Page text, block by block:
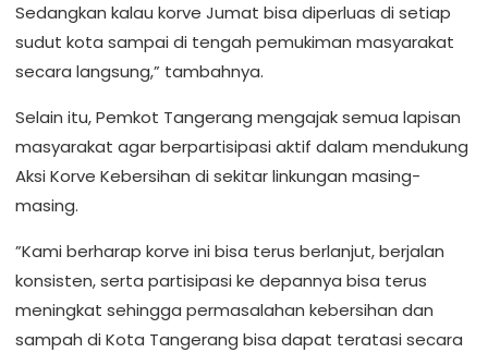
Sedangkan kalau korve Jumat bisa diperluas di setiap
sudut kota sampai di tengah pemukiman masyarakat
secara langsung,” tambahnya.
Selain itu, Pemkot Tangerang mengajak semua lapisan
masyarakat agar berpartisipasi aktif dalam mendukung
Aksi Korve Kebersihan di sekitar linkungan masing-
masing.
”Kami berharap korve ini bisa terus berlanjut, berjalan
konsisten, serta partisipasi ke depannya bisa terus
meningkat sehingga permasalahan kebersihan dan
sampah di Kota Tangerang bisa dapat teratasi secara